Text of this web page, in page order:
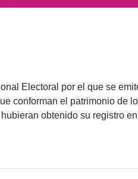
Electoral por el que se
conforman el patrimonio de
obtenido su registro